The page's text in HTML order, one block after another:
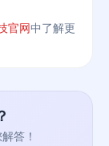
官网中了解更
答！